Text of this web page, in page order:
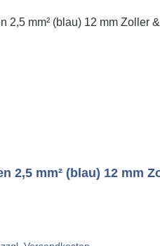
2,5 mm² (blau) 12 mm